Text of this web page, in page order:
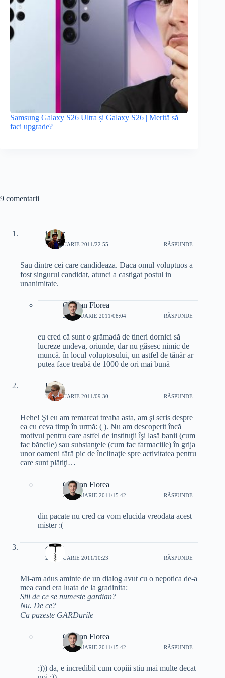
Samsung Galaxy S26 Ultra și Galaxy S26 | Merită să
faci upgrade?
9 comentarii
i4ever
24 IANUARIE 2011/22:55 RĂSPUNDE
Sau dintre cei care candideaza. Daca omul voluptuos a
fost singurul candidat, atunci a castigat postul in
unanimitate.
Cristian Florea
25 IANUARIE 2011/08:04 RĂSPUNDE
eu cred că sunt o grămadă de tineri dornici să
lucreze undeva, oriunde, dar nu găsesc nimic de
muncă. în locul voluptosului, un astfel de tânăr ar
putea face treabă de 1000 de ori mai bună
Dorin
25 IANUARIE 2011/09:30 RĂSPUNDE
Hehe! Şi eu am remarcat treaba asta, am şi scris despre
ea cu ceva timp în urmă: ( ). Nu am descoperit încă
motivul pentru care astfel de instituţii îşi lasă banii (cum
fac băncile) sau substanţele (cum fac farmaciile) în grija
unor oameni fără pic de înclinaţie spre activitatea pentru
care sunt plătiţi…
Cristian Florea
25 IANUARIE 2011/15:42 RĂSPUNDE
din pacate nu cred ca vom elucida vreodata acest
mister :(
alibus
25 IANUARIE 2011/10:23 RĂSPUNDE
Mi-am adus aminte de un dialog avut cu o nepotica de-a
mea cand era luata de la gradinita:
Stii de ce se numeste gardian?
Nu. De ce?
Ca pazeste GARDurile
Cristian Florea
25 IANUARIE 2011/15:42 RĂSPUNDE
:))) da, e incredibil cum copiii stiu mai multe decat